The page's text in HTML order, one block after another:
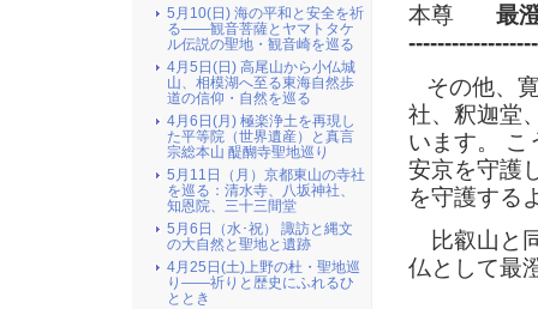
本尊
最
その他、
社、釈迦堂
います。 こ
安京を守護
を守護する
比叡山と
仏として最
5月10(日) 海の平和と安全を祈
る――観音菩薩とヤマトタケ
ル伝説の聖地・観音崎を巡る
4月5日(日) 高尾山から小仏城
山、相模湖へ至る東海自然歩
道の信仰・自然を巡る
4月6日(月) 極楽浄土を再現し
た平等院（世界遺産）と真言
宗総本山 醍醐寺聖地巡り
5月11日（月）京都東山の寺社
を巡る：清水寺、八坂神社、
知恩院、三十三間堂
5月6日（水･祝） 諏訪と縄文
の大自然と聖地と遺跡
4月25日(土)上野の杜・聖地巡
り――祈りと歴史にふれるひ
ととき